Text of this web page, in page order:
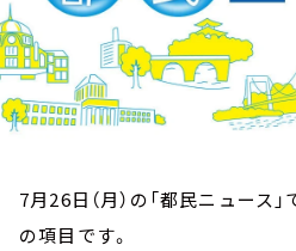
7月26日（月）の「都民ニュース
の項目です。